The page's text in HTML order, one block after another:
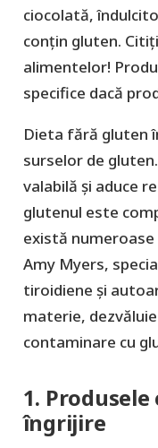
ciocolată,
conțin gluten.
alimentelor!
specifice dacă
Dieta fără gluten
surselor de
valabilă și aduce
glutenul este
există numeroase
Amy Myers,
tiroidiene și
materie,
contaminare cu
1.
îngrijire